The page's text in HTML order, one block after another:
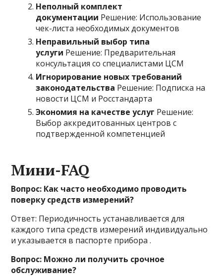
Неполный комплект
документации Решение: Использование
чек-листа необходимых документов
Неправильный выбор типа
услуги Решение: Предварительная
консультация со специалистами ЦСМ
Игнорирование новых требований
законодательства Решение: Подписка на
новости ЦСМ и Росстандарта
Экономия на качестве услуг Решение:
Выбор аккредитованных центров с
подтвержденной компетенцией
Мини-FAQ
Вопрос: Как часто необходимо проводить
поверку средств измерений?
Ответ: Периодичность устанавливается для
каждого типа средств измерений индивидуально
и указывается в паспорте прибора .
Вопрос: Можно ли получить срочное
обслуживание?